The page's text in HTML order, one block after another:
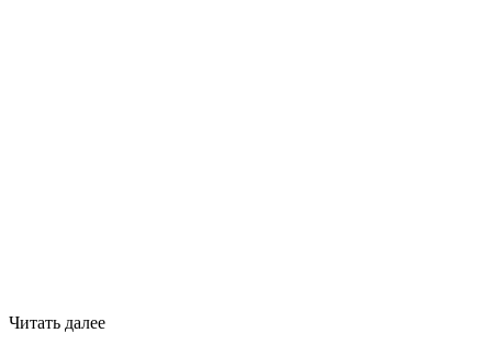
Читать далее